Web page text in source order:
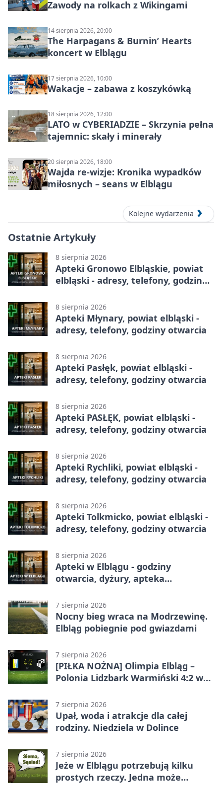
Zawody na rolkach z Wikingami
14 sierpnia 2026, 20:00
The Harpagans & Burnin’ Hearts
koncert w Elblągu
17 sierpnia 2026, 10:00
Wakacje – zabawa z koszykówką
18 sierpnia 2026, 12:00
LATO w CYBERIADZIE – Skrzynia pełna
tajemnic: skały i minerały
20 sierpnia 2026, 18:00
Wajda re-wizje: Kronika wypadków
miłosnych – seans w Elblągu
Kolejne wydarzenia
Ostatnie Artykuły
8 sierpnia 2026
Apteki Gronowo Elbląskie, powiat
elbląski - adresy, telefony, godziny
8 sierpnia 2026
Apteki Młynary, powiat elbląski -
adresy, telefony, godziny otwarcia
8 sierpnia 2026
Apteki Pasłęk, powiat elbląski -
adresy, telefony, godziny otwarcia
8 sierpnia 2026
Apteki PASŁĘK, powiat elbląski -
adresy, telefony, godziny otwarcia
8 sierpnia 2026
Apteki Rychliki, powiat elbląski -
adresy, telefony, godziny otwarcia
8 sierpnia 2026
Apteki Tolkmicko, powiat elbląski -
adresy, telefony, godziny otwarcia
8 sierpnia 2026
Apteki w Elblągu - godziny
otwarcia, dyżury, apteka
7 sierpnia 2026
Nocny bieg wraca na Modrzewinę.
Elbląg pobiegnie pod gwiazdami
7 sierpnia 2026
[PIŁKA NOŻNA] Olimpia Elbląg –
Polonia Lidzbark Warmiński 4:2 w
7 sierpnia 2026
Upał, woda i atrakcje dla całej
rodziny. Niedziela w Dolince
7 sierpnia 2026
Jeże w Elblągu potrzebują kilku
prostych rzeczy. Jedna może